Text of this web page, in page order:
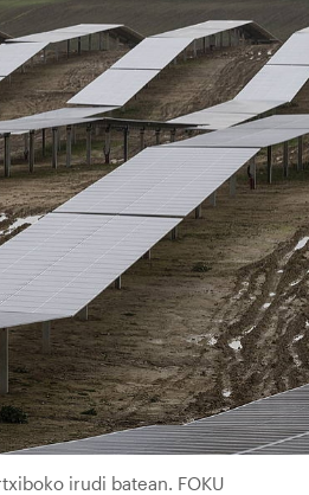
irudi batean. FOKU